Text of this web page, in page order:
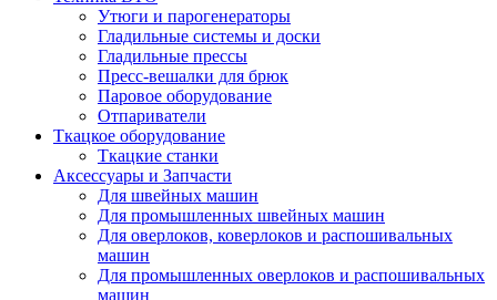
Утюги и парогенераторы
Гладильные системы и доски
Гладильные прессы
Пресс-вешалки для брюк
Паровое оборудование
Отпариватели
Ткацкое оборудование
Ткацкие станки
Аксессуары и Запчасти
Для швейных машин
Для промышленных швейных машин
Для оверлоков, коверлоков и распошивальных
машин
Для промышленных оверлоков и распошивальных
машин